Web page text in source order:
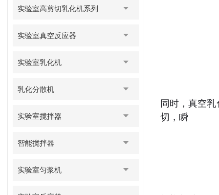
实验室高剪切乳化机系列
实验室真空反应器
实验室乳化机
乳化分散机
实验室搅拌器
智能搅拌器
实验室匀浆机
同时，真空
切，瞬